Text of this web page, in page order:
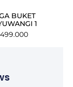
BUKET
1
499.000